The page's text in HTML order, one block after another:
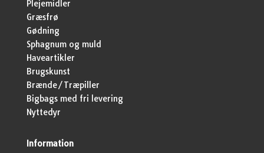
Plejemidler
Græsfrø
Gødning
Sphagnum og muld
Haveartikler
Brugskunst
Brænde/Træpiller
Bigbags med fri levering
Nyttedyr
Information